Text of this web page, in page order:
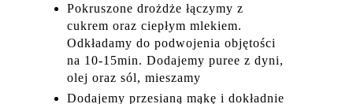
Pokruszone drożdże łączymy z
cukrem oraz ciepłym mlekiem.
Odkładamy do podwojenia objętości
na 10-15min. Dodajemy puree z dyni,
olej oraz sól, mieszamy
Dodajemy przesianą mąkę i dokładnie